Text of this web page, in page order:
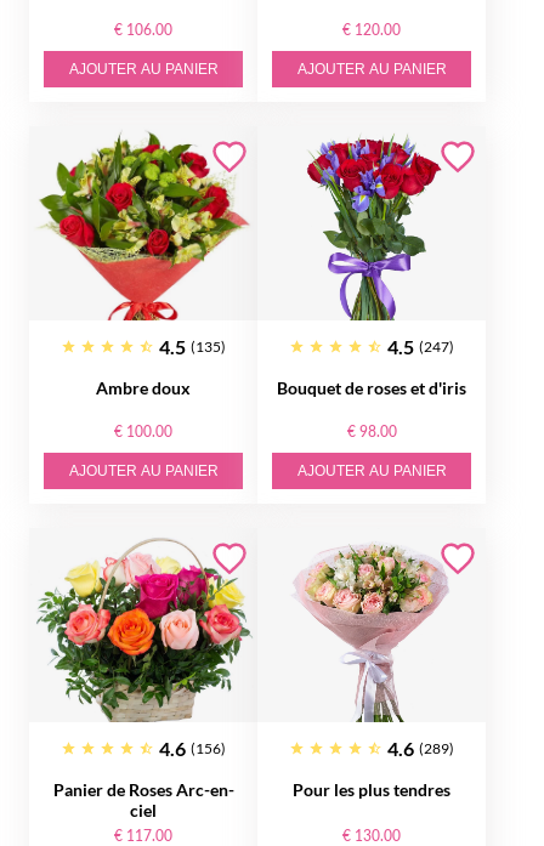
€ 106.00
AJOUTER AU PANIER
€ 120.00
AJOUTER AU PANIER
4.5 (135)
Ambre doux
€ 100.00
AJOUTER AU PANIER
4.5 (247)
Bouquet de roses et d'iris
€ 98.00
AJOUTER AU PANIER
4.6 (156)
Panier de Roses Arc-en-
ciel
€ 117.00
4.6 (289)
Pour les plus tendres
€ 130.00